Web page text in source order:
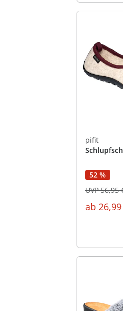
pifit
52 %
ab
UVP 56,95